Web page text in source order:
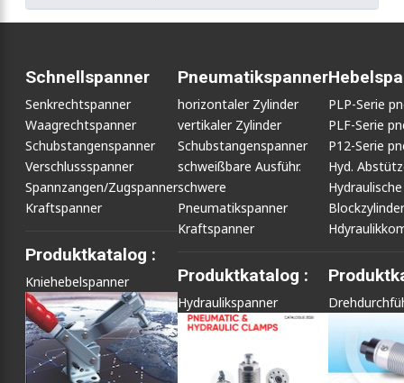
Schnellspanner
Senkrechtspanner
Waagrechtspanner
Schubstangenspanner
Verschlussspanner
Spannzangen/Zugspanner
Kraftspanner
Produktkatalog :
Kniehebelspanner
Pneumatikspanner
horizontaler Zylinder
vertikaler Zylinder
Schubstangenspanner
schweißbare Ausführ.
schwere
Pneumatikspanner
Kraftspanner
Produktkatalog :
Hydraulikspanner
PLP-Serie
PLF-Serie
P12-Serie
Hyd.
Hydraulische
Blockzylinder